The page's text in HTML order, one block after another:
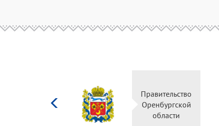
Министерство
культуры
Российской
федерации